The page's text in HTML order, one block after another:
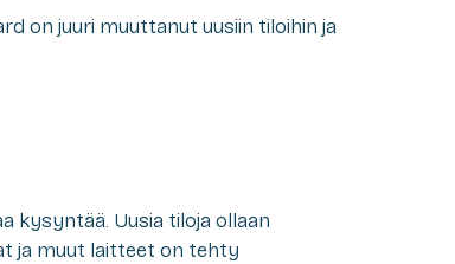
on juuri muuttanut uusiin tiloihin ja
kysyntää. Uusia tiloja ollaan
ja muut laitteet on tehty